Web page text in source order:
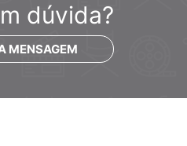
dúvida?
MENSAGEM